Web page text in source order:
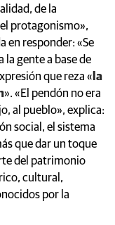
de la
protagonismo»,
en responder: «Se
la gente a base de
que reza « la
». «El pendón no era
al pueblo», explica:
social, el sistema
que dar un toque
del patrimonio
cultural,
por la